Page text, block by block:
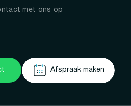
met ons op
Afspraak maken